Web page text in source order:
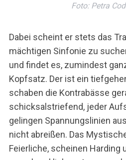
Foto: Petra
Dabei scheint er stets das
mächtigen Sinfonie zu
und findet es, zumindest
Kopfsatz. Der ist ein
schaben die Kontrabässe
schicksalstriefend, jeder
gelingen Spannungslinien
nicht abreißen. Das
Feierliche, scheinen Harding